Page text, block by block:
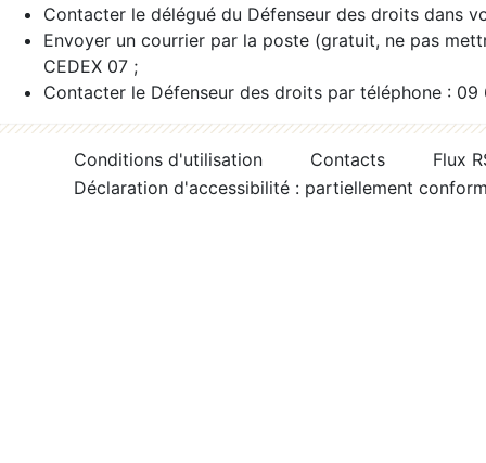
Contacter le délégué du Défenseur des droits dans
Envoyer un courrier par la poste (gratuit, ne pas
CEDEX 07 ;
Contacter le Défenseur des droits par téléphone :
Conditions d'utilisation Contacts
Flux
Déclaration d'accessibilité : partiellement